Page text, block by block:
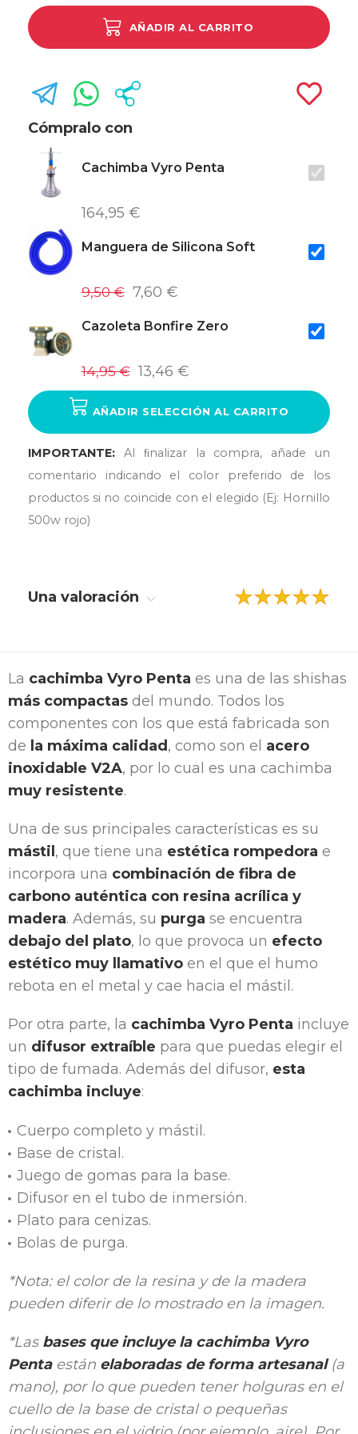
AÑADIR AL CARRITO
Cómpralo con
Cachimba Vyro Penta
164,95 €
Manguera de Silicona Soft
9,50 € 7,60 €
Cazoleta Bonfire Zero
14,95 € 13,46 €
AÑADIR SELECCIÓN AL CARRITO
IMPORTANTE: Al ﬁnalizar la compra, añade un
comentario indicando el color preferido de los
productos si no coincide con el elegido (Ej: Hornillo
500w rojo)
Una valoración
La cachimba Vyro Penta es una de las shishas
más compactas del mundo. Todos los
componentes con los que está fabricada son
de la máxima calidad , como son el acero
inoxidable V2A, por lo cual es una cachimba
muy resistente.
Una de sus principales características es su
mástil , que tiene una estética rompedora e
incorpora una combinación de fibra de
carbono auténtica con resina acrílica y
madera. Además, su purga se encuentra
debajo del plato, lo que provoca un efecto
estético muy llamativo en el que el humo
rebota en el metal y cae hacia el mástil.
Por otra parte, la cachimba Vyro Penta incluye
un difusor extraíble para que puedas elegir el
tipo de fumada. Además del difusor, esta
cachimba incluye:
Cuerpo completo y mástil.
Base de cristal.
Juego de gomas para la base.
Difusor en el tubo de inmersión.
Plato para cenizas.
Bolas de purga.
*Nota: el color de la resina y de la madera
pueden diferir de lo mostrado en la imagen.
*Las bases que incluye la cachimba Vyro
Penta están elaboradas de forma artesanal(a
mano), por lo que pueden tener holguras en el
cuello de la base de cristal o pequeñas